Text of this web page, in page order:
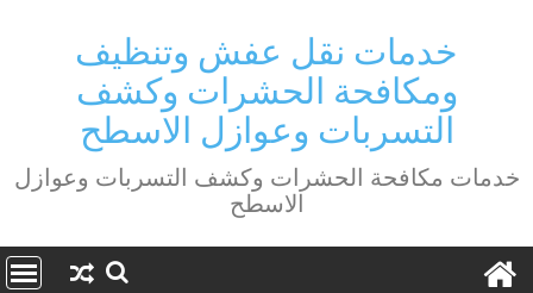
خدمات نقل عفش وتنظيف
ومكافحة الحشرات وكشف
التسربات وعوازل الاسطح
خدمات مكافحة الحشرات وكشف التسربات وعوازل
الاسطح